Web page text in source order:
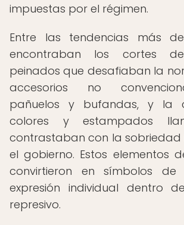
impuestas por el régimen.
Entre las tendencias más
encontraban los cortes
peinados que desafiaban la
accesorios no
pañuelos y bufandas, y la
colores y estampados
contrastaban con la
el gobierno. Estos elementos
convirtieron en símbolos de
expresión individual dentro
represivo.